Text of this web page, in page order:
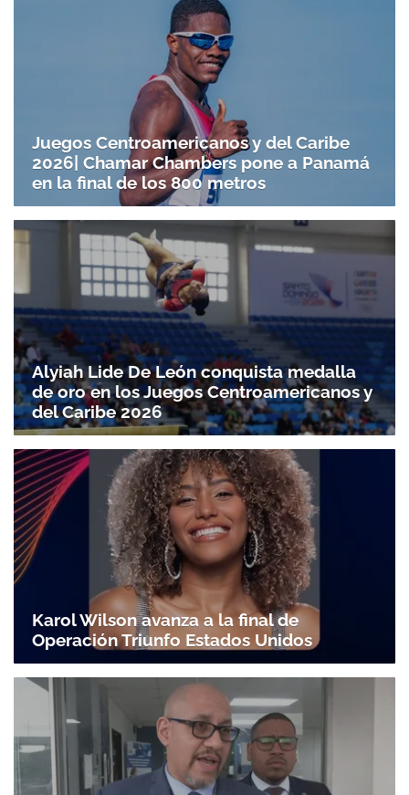
Juegos Centroamericanos y del Caribe
2026| Chamar Chambers pone a Panamá
en la final de los 800 metros
Alyiah Lide De León conquista medalla
de oro en los Juegos Centroamericanos y
del Caribe 2026
Karol Wilson avanza a la final de
Operación Triunfo Estados Unidos